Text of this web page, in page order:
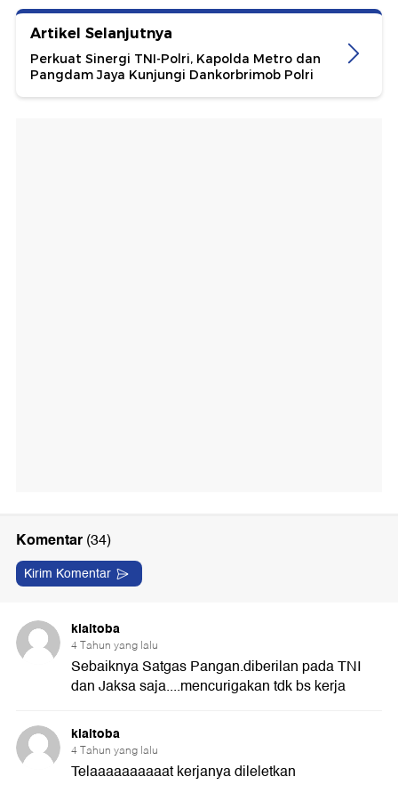
Artikel Selanjutnya
Perkuat Sinergi TNI-Polri, Kapolda Metro dan
Pangdam Jaya Kunjungi Dankorbrimob Polri